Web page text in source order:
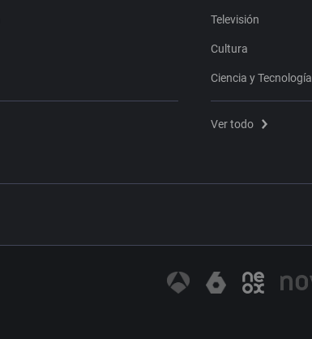
Televisión
Cultura
Ciencia y Tecnología
Ver todo